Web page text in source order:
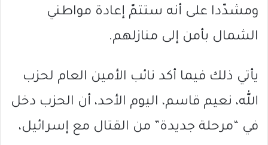
ومشدّدا على أنه ستتمّ إعادة مواطني
الشمال بأمن إلى منازلهم.
يأتي ذلك فيما أكد نائب الأمين العام لحزب
الله، نعيم قاسم، اليوم الأحد، أن الحزب دخل
في “مرحلة جديدة” من القتال مع إسرائيل،